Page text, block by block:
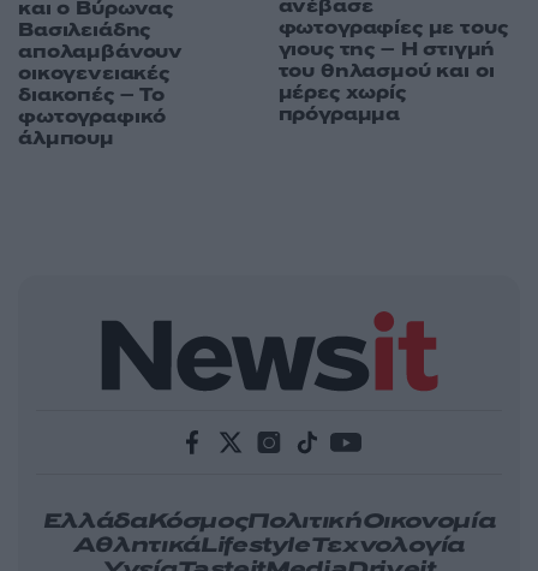
και ο Βύρωνας
Βασιλειάδης
απολαμβάνουν
οικογενειακές
διακοπές – Το
φωτογραφικό
άλμπουμ
ανέβασε
φωτογραφίες με τους
γιους της – Η στιγμή
του θηλασμού και οι
μέρες χωρίς
πρόγραμμα
ΕλλάδαΚόσμοςΠολιτικήΟικονομία
ΑθλητικάLifestyleΤεχνολογία